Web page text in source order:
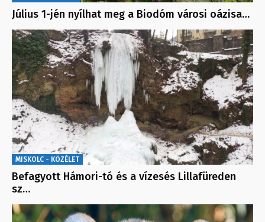
Július 1-jén nyílhat meg a Biodóm városi oázisa…
MISKOLC - KÖZÉLET
Befagyott Hámori-tó és a vízesés Lillafüreden
sz…